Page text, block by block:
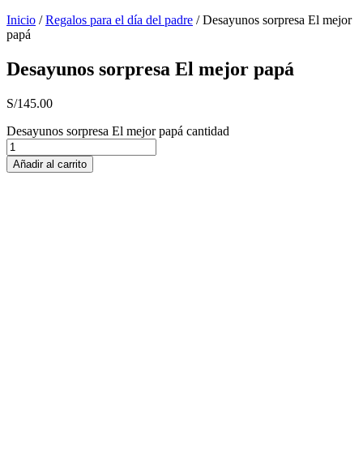
Inicio /Regalos para el día del padre / Desayunos sorpresa El mejor
papá
Desayunos sorpresa El mejor papá
S/145.00
Desayunos sorpresa El mejor papá cantidad
Añadir al carrito